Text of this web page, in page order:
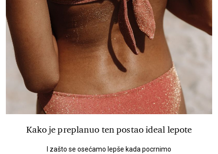
Kako je preplanuo ten postao ideal lepote
I zašto se osećamo lepše kada pocrnimo